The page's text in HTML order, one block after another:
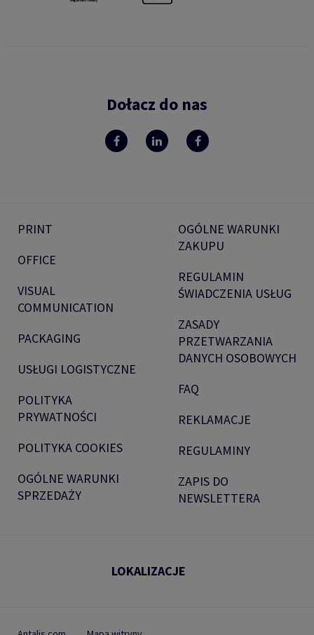
Dołacz do nas
PRINT
OFFICE
VISUAL
COMMUNICATION
PACKAGING
USŁUGI LOGISTYCZNE
POLITYKA
PRYWATNOŚCI
POLITYKA COOKIES
OGÓLNE WARUNKI
SPRZEDAŻY
OGÓLNE WARUNKI
ZAKUPU
REGULAMIN
ŚWIADCZENIA USŁUG
ZASADY
PRZETWARZANIA
DANYCH OSOBOWYCH
FAQ
REKLAMACJE
REGULAMINY
ZAPIS DO
NEWSLETTERA
LOKALIZACJE